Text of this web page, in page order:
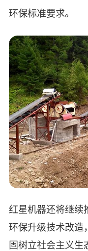
环保标准要求。
红星机器还将继续
环保升级技术改造
固树立社会主义